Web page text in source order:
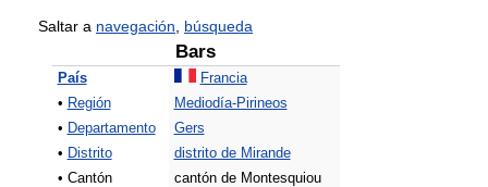
Saltar a navegación búsqueda
Bars
País
Francia
• Región
Mediodía-Pirineos
• Departamento
Gers
• Distrito
distrito de Mirande
• Cantón
cantón de Montesquiou